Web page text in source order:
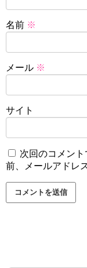
名前 ※
メール ※
サイト
次回のコメン
前、メールアドレ